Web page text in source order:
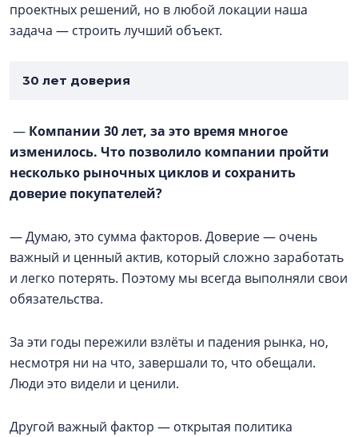
проектных решений, но в любой локации наша
задача — строить лучший объект.
30 лет доверия
— Компании 30 лет, за это время многое
изменилось. Что позволило компании пройти
несколько рыночных циклов и сохранить
доверие покупателей?
— Думаю, это сумма факторов. Доверие — очень
важный и ценный актив, который сложно заработать
и легко потерять. Поэтому мы всегда выполняли свои
обязательства.
За эти годы пережили взлёты и падения рынка, но,
несмотря ни на что, завершали то, что обещали.
Люди это видели и ценили.
Другой важный фактор — открытая политика